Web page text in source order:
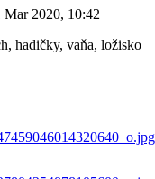
Mar 2020, 10:42
hadičky, vaňa, ložisko